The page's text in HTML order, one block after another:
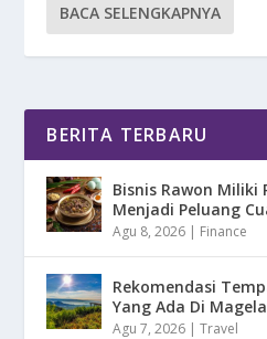
BACA SELENGKAPNYA
BERITA TERBARU
Bisnis Rawon Miliki
Menjadi Peluang
Agu 8, 2026 | Finance
Rekomendasi
Yang Ada Di
Agu 7, 2026 |Travel